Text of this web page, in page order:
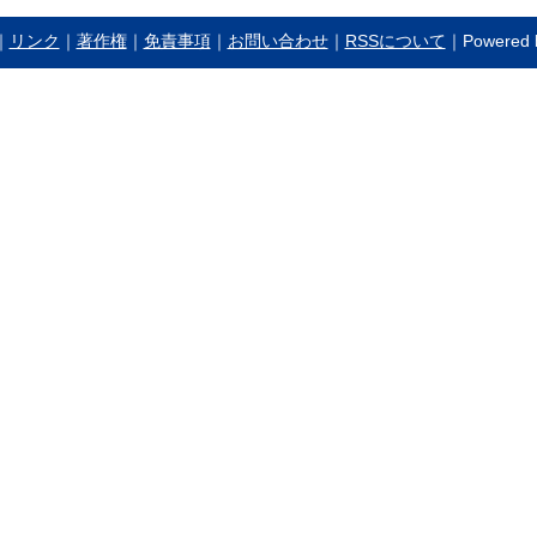
リンク ｜ 著作権｜ 免責事項｜ お問い合わせ｜ RSSについて ｜